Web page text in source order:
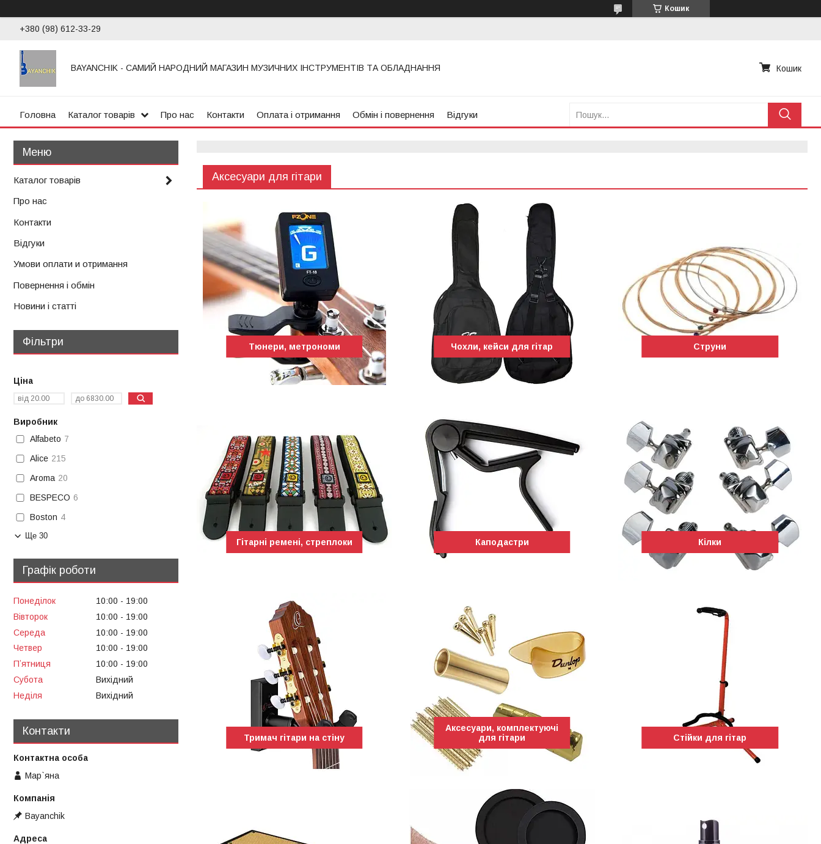
Кошик
+380 (98) 612-33-29
BAYANCHIK - САМИЙ НАРОДНИЙ МАГАЗИН МУЗИЧНИХ ІНСТРУМЕНТІВ ТА ОБЛАДНАННЯ Кошик
Головна Каталог товарів Про нас Контакти Оплата і отримання Обмін і повернення Відгуки
Аксесуари для гітари
Тюнери, метрономи Чохли, кейси для гітар Струни
Гітарні ремені, стреплоки Каподастри Кілки
Тримач гітари на стіну
Аксесуари, комплектуючі
для гітари
Стійки для гітар
Каталог товарів
Про нас
Контакти
Відгуки
Умови оплати и отримання
Повернення і обмін
Новини і статті
Фільтри
Ціна
Виробник
Alfabeto 7
Alice 215
Aroma 20
BESPECO 6
Boston 4
Ще 30
Графік роботи
Понеділок 10:00
19:00
Вівторок
10:00
19:00
Середа
10:00
19:00
Четвер
10:00
19:00
Пʼятниця
10:00
19:00
Субота
Вихідний
Неділя
Вихідний
Контакти
Мар`яна
Bayanchik